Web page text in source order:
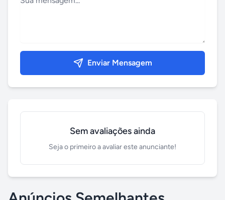
Enviar Mensagem
Sem avaliações ainda
Seja o primeiro a avaliar este anunciante!